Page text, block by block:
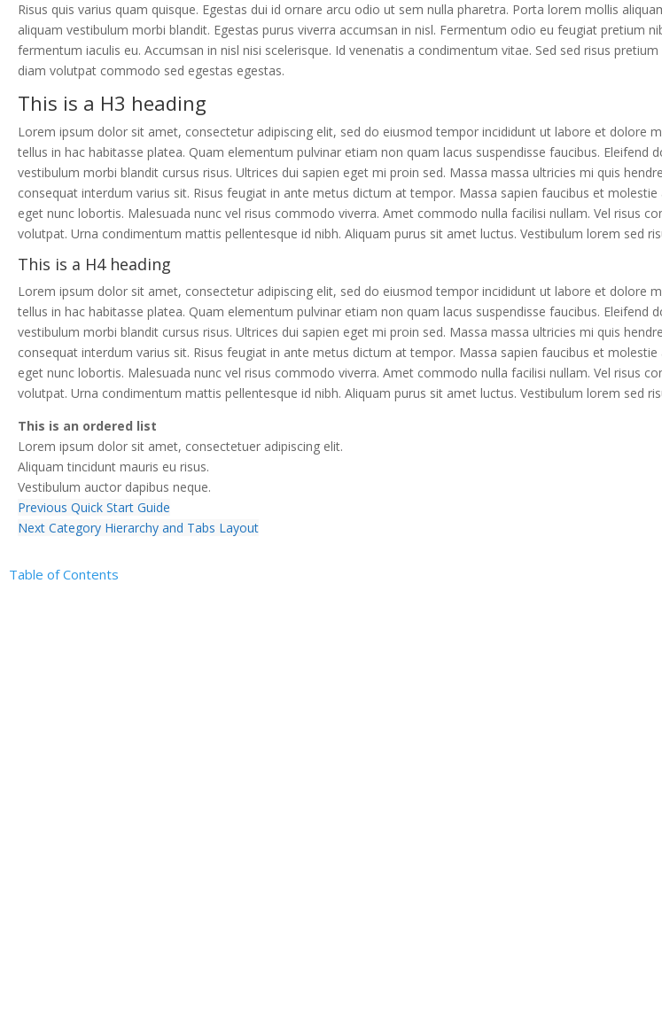
Risus quis varius quam quisque. Egestas dui id ornare arcu odio ut sem nulla pharetra. Porta lorem mollis
aliquam vestibulum morbi blandit. Egestas purus viverra accumsan in nisl. Fermentum odio eu feugiat pretium
fermentum iaculis eu. Accumsan in nisl nisi scelerisque. Id venenatis a condimentum vitae. Sed sed risus
diam volutpat commodo sed egestas egestas.
This is a H3 heading
Lorem ipsum dolor sit amet, consectetur adipiscing elit, sed do eiusmod tempor incididunt ut labore et dolore
tellus in hac habitasse platea. Quam elementum pulvinar etiam non quam lacus suspendisse faucibus. Eleifend
vestibulum morbi blandit cursus risus. Ultrices dui sapien eget mi proin sed. Massa massa ultricies mi quis
consequat interdum varius sit. Risus feugiat in ante metus dictum at tempor. Massa sapien faucibus et
eget nunc lobortis. Malesuada nunc vel risus commodo viverra. Amet commodo nulla facilisi nullam. Vel risus
volutpat. Urna condimentum mattis pellentesque id nibh. Aliquam purus sit amet luctus. Vestibulum lorem sed
This is a H4 heading
Lorem ipsum dolor sit amet, consectetur adipiscing elit, sed do eiusmod tempor incididunt ut labore et dolore
tellus in hac habitasse platea. Quam elementum pulvinar etiam non quam lacus suspendisse faucibus. Eleifend
vestibulum morbi blandit cursus risus. Ultrices dui sapien eget mi proin sed. Massa massa ultricies mi quis
consequat interdum varius sit. Risus feugiat in ante metus dictum at tempor. Massa sapien faucibus et
eget nunc lobortis. Malesuada nunc vel risus commodo viverra. Amet commodo nulla facilisi nullam. Vel risus
volutpat. Urna condimentum mattis pellentesque id nibh. Aliquam purus sit amet luctus. Vestibulum lorem sed
This is an ordered list
Lorem ipsum dolor sit amet, consectetuer adipiscing elit.
Aliquam tincidunt mauris eu risus.
Vestibulum auctor dapibus neque.
Previous Quick Start Guide
Next Category Hierarchy and Tabs Layout
Table of Contents